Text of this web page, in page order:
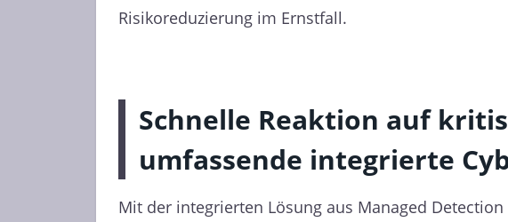
Risikoreduzierung im Ernstfall.
Schnelle Reaktion auf
umfassende integrierte
Mit der integrierten Lösung aus Managed